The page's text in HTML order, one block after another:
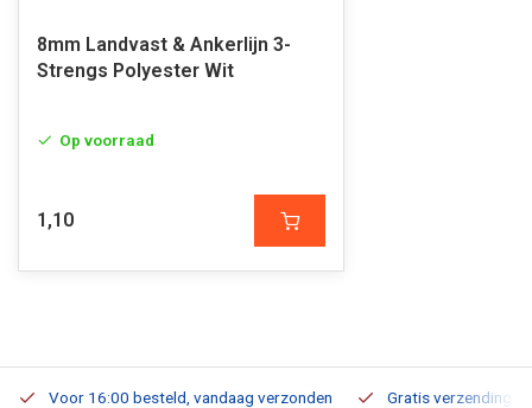
8mm Landvast & Ankerlijn 3-
Strengs Polyester Wit
Op voorraad
1,10
Voor 16:00 besteld, vandaag verzonden Gratis verzending